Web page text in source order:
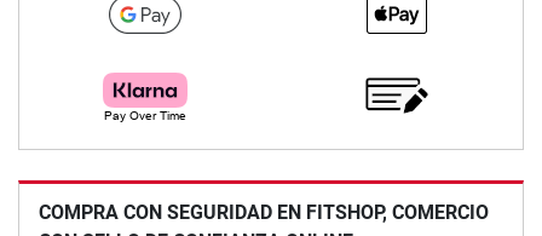
COMPRA CON SEGURIDAD EN FITSHOP, COMERCIO